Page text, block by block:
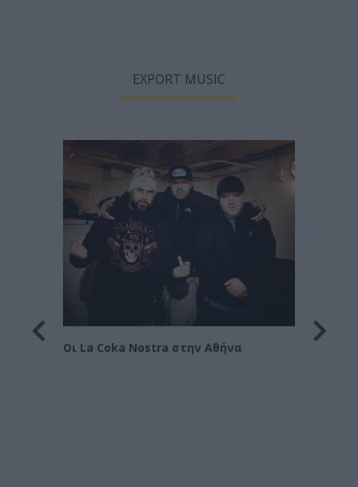
EXPORT MUSIC
Οι La Coka Nostra στην Αθήνα